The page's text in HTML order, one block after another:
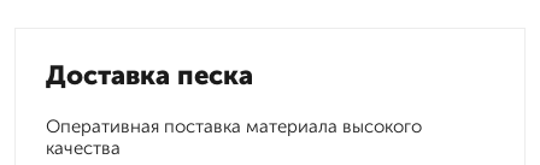
Доставка песка
Оперативная поставка материала высокого
качества